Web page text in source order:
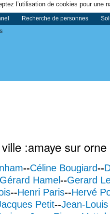
l’utilisation de cookies pour
Recherche de personnes
:amaye sur orne
--Céline Bougiard--
Gérard Hamel--Gerard
--Henri Paris--Hervé
Petit--Jean-